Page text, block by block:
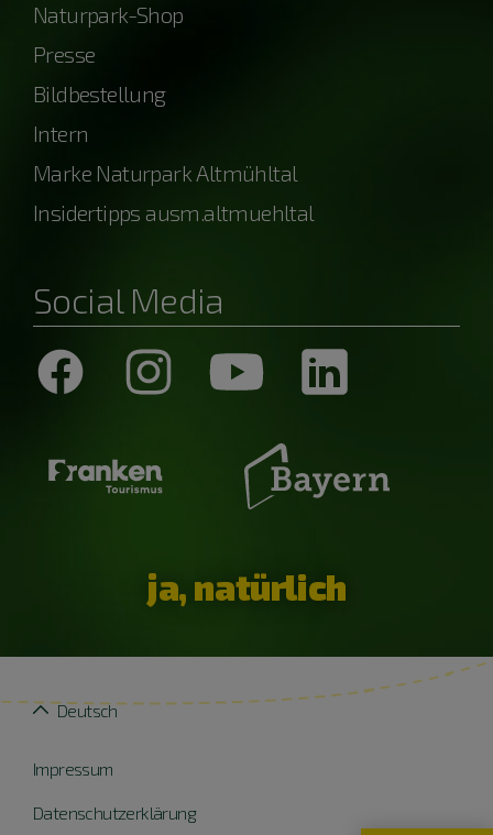
Naturpark-Shop
Presse
Bildbestellung
Intern
Marke Naturpark Altmühltal
Insidertipps ausm.altmuehltal
Social Media
ja, natürlich
Impressum
Datenschutzerklärung
Deutsch